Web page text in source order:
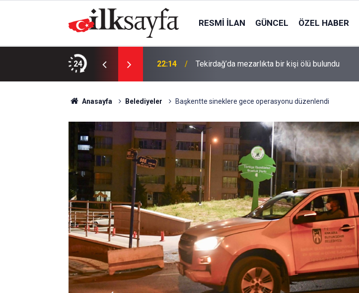
RESMI İLAN GÜNCEL ÖZEL HABER
24
Juventus Inter ne zaman, saat kaçta
22:14 Tekirdağ’da mezarlıkta bir kişi ölü bulundu
Anasayfa Belediyeler Başkentte sineklere gece operasyonu düzenlendi